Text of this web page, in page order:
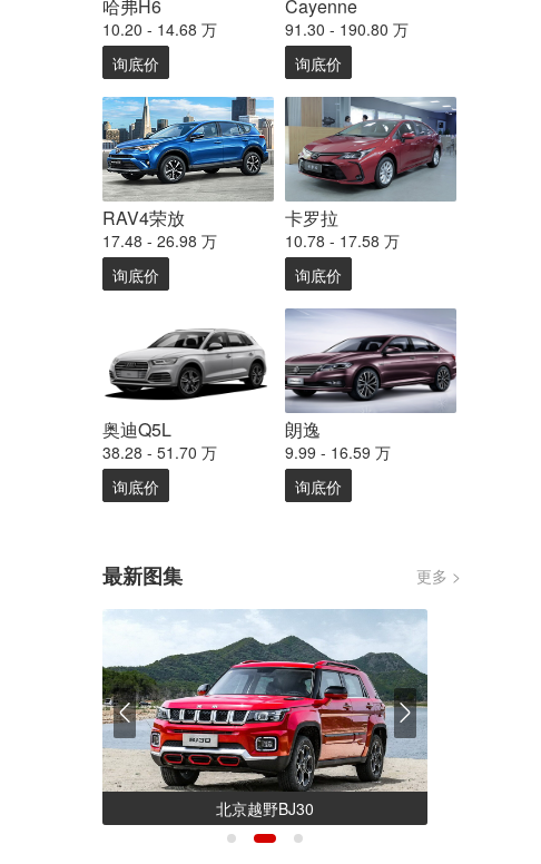
哈弗H6
10.20 - 14.68 万
询底价
Cayenne
91.30 - 190.80 万
询底价
RAV4荣放
17.48 - 26.98 万
询底价
卡罗拉
10.78 - 17.58 万
询底价
奥迪Q5L
38.28 - 51.70 万
询底价
朗逸
9.99 - 16.59 万
询底价
最新图集 更多 >
北京越野BJ30